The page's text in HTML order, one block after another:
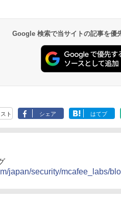
Google 検索で当サイトの記事を優
スト シェア はてブ
japan/security/mcafee_labs/